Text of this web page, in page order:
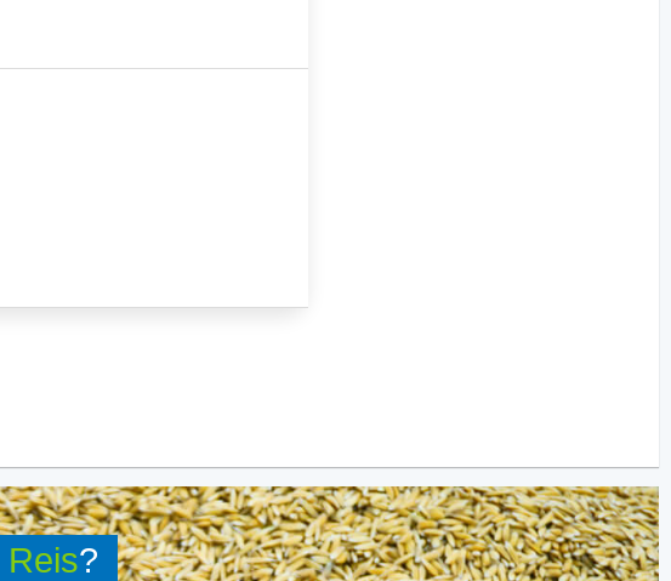
Reis?